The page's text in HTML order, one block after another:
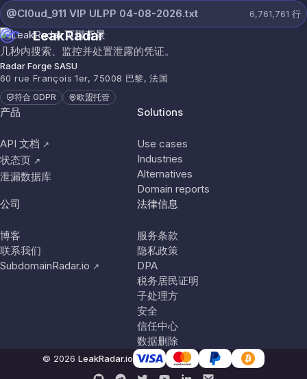
@Cl0ud_911 VIP ULPP 04-08-2026.txt 6,761,761 行
LeakRadar
几秒内搜索、监控并处置泄露的凭证。
Radar Forge SASU
60 rue François 1er, 75008 巴黎, 法国
符合 GDPR 欧盟托管
产品
API 文档 ↗
状态页 ↗
泄漏数据库
Solutions
Use cases
Industries
Alternatives
Domain reports
公司
博客
联系我们
SubdomainRadar.io ↗
法律信息
服务条款
隐私政策
DPA
税务居民证明
子处理方
安全
信任中心
数据删除
© 2026 LeakRadar.io